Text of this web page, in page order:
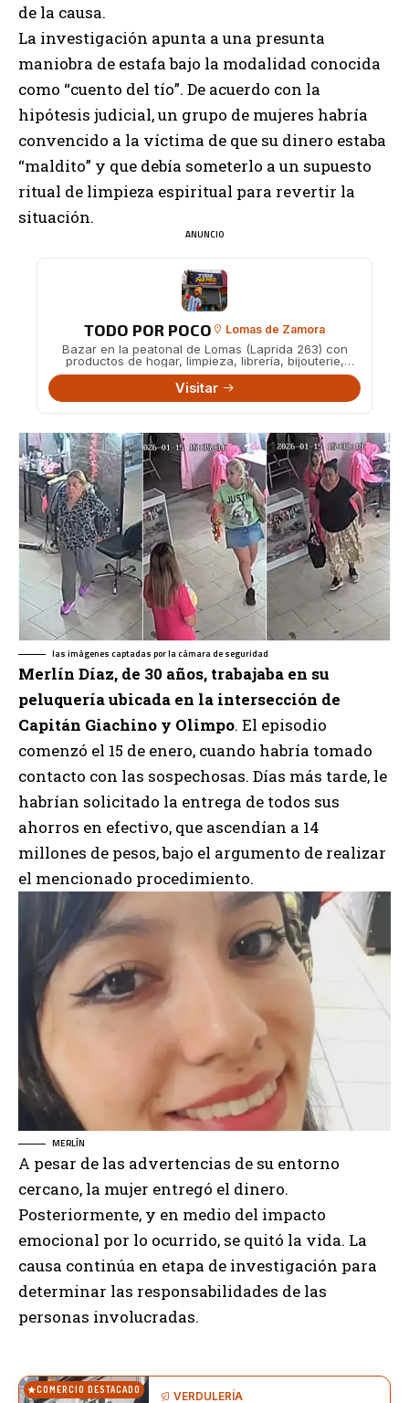
de la causa.
La investigación apunta a una presunta
maniobra de estafa bajo la modalidad conocida
como “cuento del tío”. De acuerdo con la
hipótesis judicial, un grupo de mujeres habría
convencido a la víctima de que su dinero estaba
“maldito” y que debía someterlo a un supuesto
ritual de limpieza espiritual para revertir la
situación.
ANUNCIO
TODO POR POCO Lomas de Zamora
Bazar en la peatonal de Lomas (Laprida 263) con
productos de hogar, limpieza, librería, bijouterie,
juguetes y más a precios accesibles.
Visitar
las imágenes captadas por la cámara de seguridad
Merlín Díaz, de 30 años, trabajaba en su
peluquería ubicada en la intersección de
Capitán Giachino y Olimpo. El episodio
comenzó el 15 de enero, cuando habría tomado
contacto con las sospechosas. Días más tarde, le
habrían solicitado la entrega de todos sus
ahorros en efectivo, que ascendían a 14
millones de pesos, bajo el argumento de realizar
el mencionado procedimiento.
MERLÍN
A pesar de las advertencias de su entorno
cercano, la mujer entregó el dinero.
Posteriormente, y en medio del impacto
emocional por lo ocurrido, se quitó la vida. La
causa continúa en etapa de investigación para
determinar las responsabilidades de las
personas involucradas.
COMERCIO DESTACADO
VERDULERÍA